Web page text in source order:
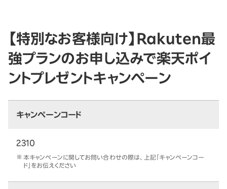
【特別なお客様向け】Rakuten最
強プランのお申し込みで楽天ポイ
ントプレゼントキャンペーン
キャンペーンコード
2310
本キャンペーンに関してお問い合わせの際は、上記「キャンペーンコー
ド」をお伝えください